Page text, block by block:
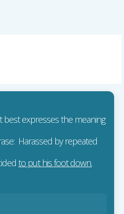
expresses the meaning
Harassed by repeated
to put his foot down.